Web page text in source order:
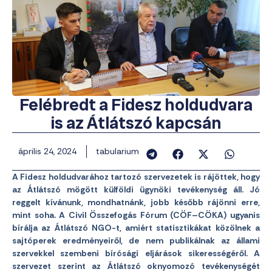
Felébredt a Fidesz holdudvara
is az Átlátszó kapcsán
április 24, 2024 tabularium
A Fidesz holdudvarához tartozó szervezetek is rájöttek, hogy
az Átlátszó mögött külföldi ügynöki tevékenység áll. Jó
reggelt kívánunk, mondhatnánk, jobb később rájönni erre,
mint soha. A Civil Összefogás Fórum (CÖF–CÖKA) ugyanis
bírálja az Átlátszó NGO-t, amiért statisztikákat közölnek a
sajtóperek eredményeiről, de nem publikálnak az állami
szervekkel szembeni bírósági eljárások sikerességéről. A
szervezet szerint az Átlátszó oknyomozó tevékenységét